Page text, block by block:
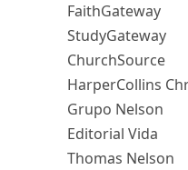
FaithGateway
StudyGateway
ChurchSource
HarperCollins
Grupo Nelson
Editorial Vida
Thomas Nelson